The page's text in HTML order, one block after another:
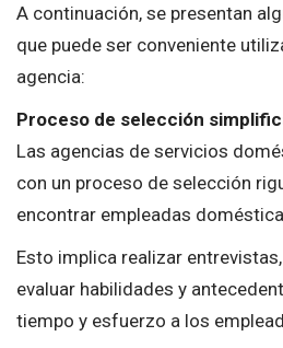
A continuación, se presentan
que puede ser conveniente
agencia:
Proceso de selección
Las agencias de servicios
con un proceso de selección
encontrar empleadas
Esto implica realizar
evaluar habilidades y
tiempo y esfuerzo a los